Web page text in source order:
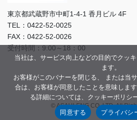
東京都武蔵野市中町1-4-1 香月ビル 4F
TEL：0422-52-0025
FAX：0422-52-0026
受付時間：9:00～18：00
© ASAHI-ENG CO.,LTD. All
当社は、サービス向上などの目的でクッ
ます。
お客様がこのバナーを閉じる、 または当
合は、お客様が同意したことを意味しま
る詳細については、クッキーポリシ
同意する
プライバシ